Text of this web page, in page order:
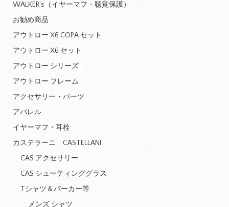
WALKER's（イヤーマフ・聴覚保護）
お勧め商品
アウトロー X6 COPA セット
アウトロー X6 セット
アウトロー シリーズ
アウトロー フレーム
アクセサリー・パーツ
アパレル
イヤーマフ・耳栓
カステラーニ CASTELLANI
CAS アクセサリー
CAS シューティンググラス
Tシャツ＆パーカー等
メンズ シャツ